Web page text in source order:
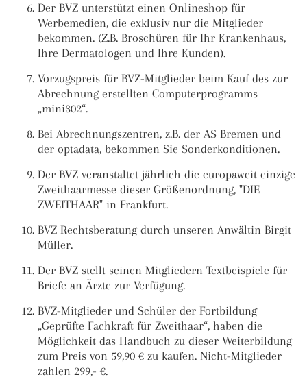
Der BVZ unterstützt einen Onlineshop für
Werbemedien, die exklusiv nur die Mitglieder
bekommen. (Z.B. Broschüren für Ihr Krankenhaus,
Ihre Dermatologen und Ihre Kunden).
Vorzugspreis für BVZ-Mitglieder beim Kauf des zur
Abrechnung erstellten Computerprogramms
„mini302“.
Bei Abrechnungszentren, z.B. der AS Bremen und
der optadata, bekommen Sie Sonderkonditionen.
Der BVZ veranstaltet jährlich die europaweit einzige
Zweithaarmesse dieser Größenordnung, "DIE
ZWEITHAAR" in Frankfurt.
BVZ Rechtsberatung durch unseren Anwältin Birgit
Müller.
Der BVZ stellt seinen Mitgliedern Textbeispiele für
Briefe an Ärzte zur Verfügung.
BVZ-Mitglieder und Schüler der Fortbildung
„Geprüfte Fachkraft für Zweithaar“, haben die
Möglichkeit das Handbuch zu dieser Weiterbildung
zum Preis von 59,90 € zu kaufen. Nicht-Mitglieder
zahlen 299,- €.